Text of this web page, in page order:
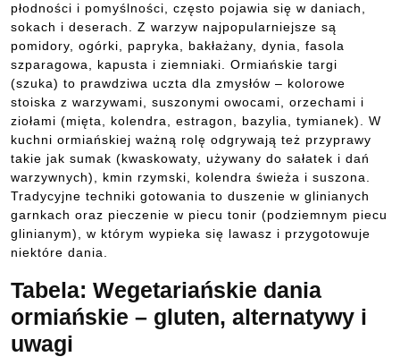
płodności i pomyślności, często pojawia się w daniach,
sokach i deserach. Z warzyw najpopularniejsze są
pomidory, ogórki, papryka, bakłażany, dynia, fasola
szparagowa, kapusta i ziemniaki. Ormiańskie targi
(szuka) to prawdziwa uczta dla zmysłów – kolorowe
stoiska z warzywami, suszonymi owocami, orzechami i
ziołami (mięta, kolendra, estragon, bazylia, tymianek). W
kuchni ormiańskiej ważną rolę odgrywają też przyprawy
takie jak sumak (kwaskowaty, używany do sałatek i dań
warzywnych), kmin rzymski, kolendra świeża i suszona.
Tradycyjne techniki gotowania to duszenie w glinianych
garnkach oraz pieczenie w piecu tonir (podziemnym piecu
glinianym), w którym wypieka się lawasz i przygotowuje
niektóre dania.
Tabela: Wegetariańskie dania
ormiańskie – gluten, alternatywy i
uwagi